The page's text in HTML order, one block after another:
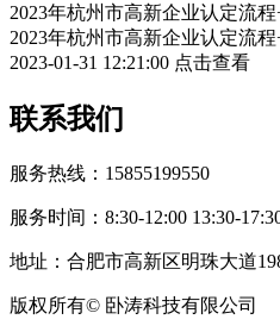
2023年杭州市高新企业认定流
2023年杭州市高新企业认定流
2023-01-31 12:21:00 点击查看
联系我们
服务热线：15855199550
服务时间：8:30-12:00 13:30-
地址：合肥市高新区明珠大道
版权所有© 卧涛科技有限公司